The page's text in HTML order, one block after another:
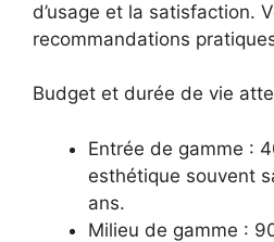
d’usage et la satisfaction.
recommandations
Budget et durée de vie
Entrée de gamme :
esthétique souvent
ans.
Milieu de gamme :